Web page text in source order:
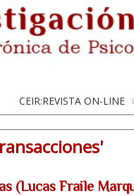
CEIR:REVISTA ON-LINE
(Lucas Fraile